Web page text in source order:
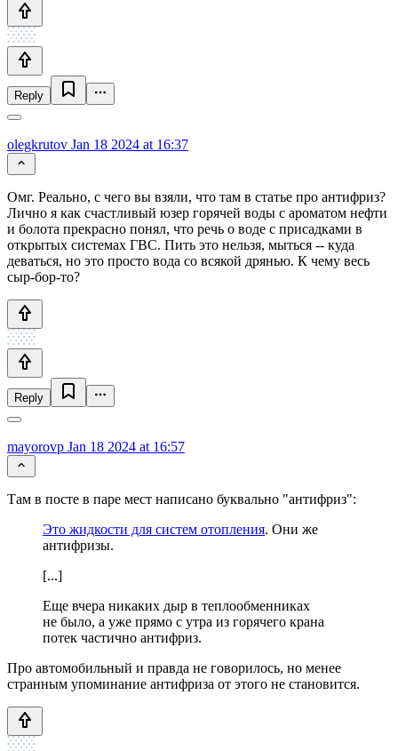
Reply
olegkrutov Jan 18 2024 at 16:37
Омг. Реально, с чего вы взяли, что там в статье про антифриз?
Лично я как счастливый юзер горячей воды с ароматом нефти
и болота прекрасно понял, что речь о воде с присадками в
открытых системах ГВС. Пить это нельзя, мыться -- куда
деваться, но это просто вода со всякой дрянью. К чему весь
сыр-бор-то?
Reply
mayorovp Jan 18 2024 at 16:57
Там в посте в паре мест написано буквально "антифриз":
Это жидкости для систем отопления. Они же
антифризы.
[...]
Еще вчера никаких дыр в теплообменниках
не было, а уже прямо с утра из горячего крана
потек частично антифриз.
Про автомобильный и правда не говорилось, но менее
странным упоминание антифриза от этого не становится.